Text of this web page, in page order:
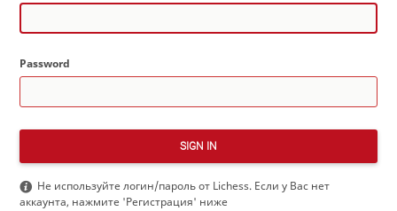
Password
SIGN IN
Не используйте логин/пароль от Lichess. Если у Вас нет
аккаунта, нажмите 'Регистрация' ниже